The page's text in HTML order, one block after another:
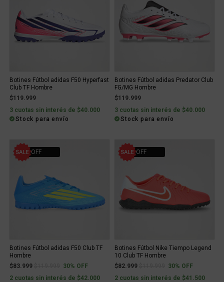
Botines Fútbol adidas F50 Hyperfast
Club TF Hombre
$119.999
3 cuotas sin interés de $40.000
Stock para envío
Botines Fútbol adidas Predator Club
FG/MG Hombre
$119.999
3 cuotas sin interés de $40.000
Stock para envío
30% OFF
Botines Fútbol adidas F50 Club TF
Hombre
$83.999
Price reduced from
to30% OFF
2 cuotas sin interés de $42.000
30% OFF
Botines Fútbol Nike Tiempo Legend
10 Club TF Hombre
$82.999
Price reduced from
to30% OFF
2 cuotas sin interés de $41.500